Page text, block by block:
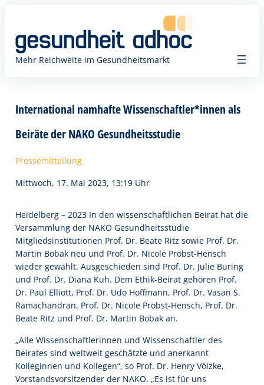
springen
Mehr Reichweite im Gesundheitsmarkt
International namhafte Wissenschaftler*innen als
Beiräte der NAKO Gesundheitsstudie
Pressemitteilung
Mittwoch, 17. Mai 2023, 13:19 Uhr
Heidelberg – 2023 In den wissenschaftlichen Beirat hat die
Versammlung der NAKO Gesundheitsstudie
Mitgliedsinstitutionen Prof. Dr. Beate Ritz sowie Prof. Dr.
Martin Bobak neu und Prof. Dr. Nicole Probst-Hensch
wieder gewählt. Ausgeschieden sind Prof. Dr. Julie Buring
und Prof. Dr. Diana Kuh. Dem Ethik-Beirat gehören Prof.
Dr. Paul Elliott, Prof. Dr. Udo Hoffmann, Prof. Dr. Vasan S.
Ramachandran, Prof. Dr. Nicole Probst-Hensch, Prof. Dr.
Beate Ritz und Prof. Dr. Martin Bobak an.
„Alle Wissenschaftlerinnen und Wissenschaftler des
Beirates sind weltweit geschätzte und anerkannt
Kolleginnen und Kollegen“, so Prof. Dr. Henry Völzke,
Vorstandsvorsitzender der NAKO. „Es ist für uns